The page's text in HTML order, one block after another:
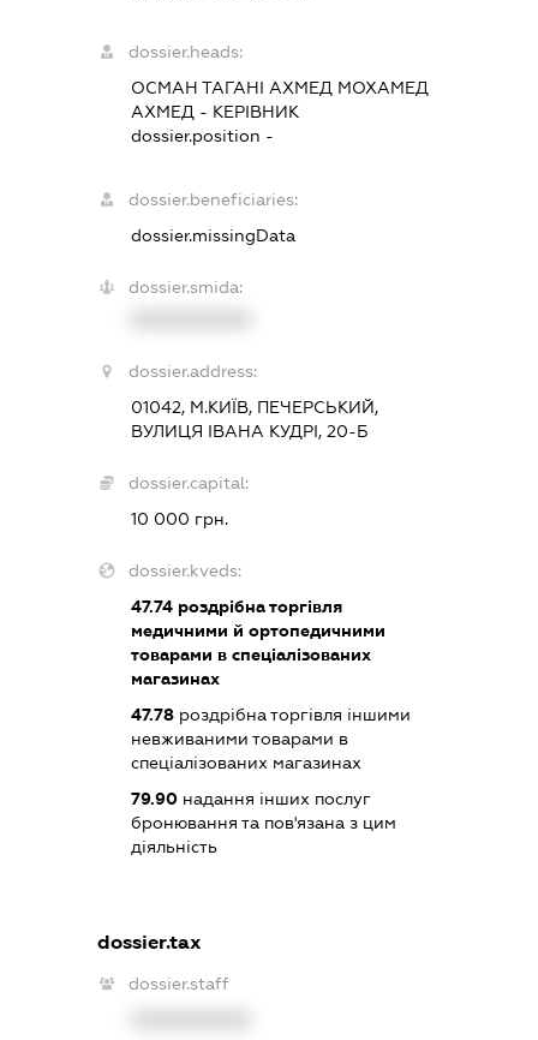
dossier.heads:
ОСМАН ТАГАНІ АХМЕД МОХАМЕД
АХМЕД- КЕРІВНИК
dossier.position -
dossier.beneficiaries:
dossier.missingData
dossier.smida:
dossier.address:
01042, М.КИЇВ, ПЕЧЕРСЬКИЙ,
ВУЛИЦЯ ІВАНА КУДРІ, 20-Б
dossier.capital:
10 000 грн.
dossier.kveds:
47.74роздрібна торгівля
медичними й ортопедичними
товарами в спеціалізованих
магазинах
47.78роздрібна торгівля іншими
невживаними товарами в
спеціалізованих магазинах
79.90надання інших послуг
бронювання та пов'язана з цим
діяльність
dossier.tax
dossier.staff